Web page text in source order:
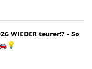
WIEDER teurer!? - So